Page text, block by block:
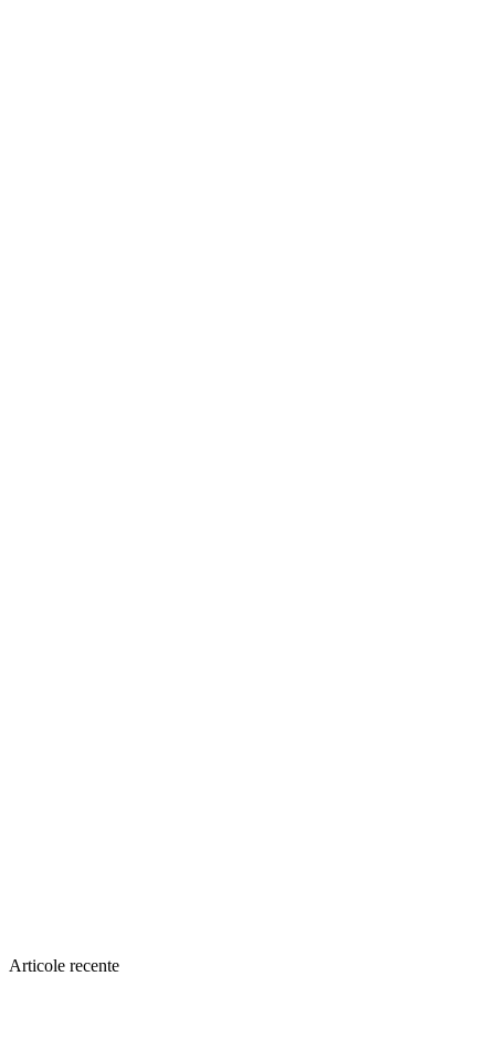
Articole recente